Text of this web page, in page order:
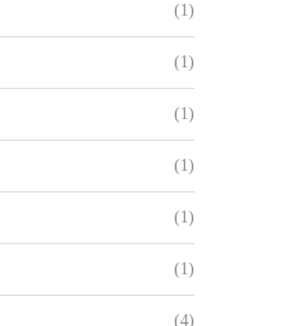
(1)
(1)
(1)
(1)
(1)
(1)
(4)